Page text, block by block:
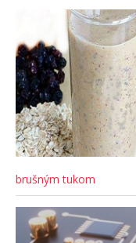
brušným tukom